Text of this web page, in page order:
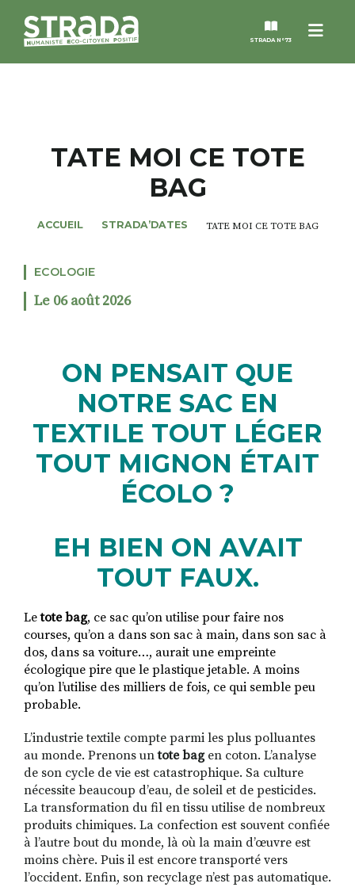
Menu
STRADA N°73
MAGAZINES
RECHERCHER
S'ABONNER
S'INSCRIRE À LA NEWSLETTER
FACEBOOKINSTAGRAM
LINKEDINYOUTUBE
TATE MOI CE TOTE
BAG
ACCUEIL STRADA’DATES TATE MOI CE TOTE BAG
ECOLOGIE
Le 06 août 2026
ON PENSAIT QUE
NOTRE SAC EN
TEXTILE TOUT LÉGER
TOUT MIGNON ÉTAIT
ÉCOLO ?
EH BIEN ON AVAIT
TOUT FAUX.
Letote bag, ce sac qu’on utilise pour faire nos
courses, qu’on a dans son sac à main, dans son sac à
dos, dans sa voiture…, aurait une empreinte
écologique pire que le plastique jetable. A moins
qu’on l’utilise des milliers de fois, ce qui semble peu
probable.
L’industrie textile compte parmi les plus polluantes
au monde. Prenons untote bagen coton. L’analyse
de son cycle de vie est catastrophique. Sa culture
nécessite beaucoup d’eau, de soleil et de pesticides.
La transformation du fil en tissu utilise de nombreux
produits chimiques. La confection est souvent confiée
à l’autre bout du monde, là où la main d’œuvre est
moins chère. Puis il est encore transporté vers
l’occident. Enfin, son recyclage n’est pas automatique.